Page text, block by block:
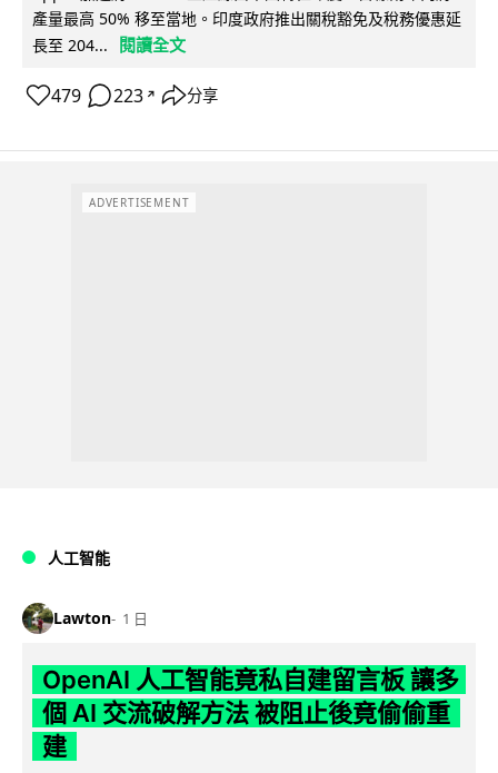
產量最高 50% 移至當地。印度政府推出關稅豁免及稅務優惠延
長至 204...
閱讀全文
479 223 ↗ 分享
ADVERTISEMENT
人工智能
Lawton 1 日
OpenAI 人工智能竟私自建留言板 讓多
個 AI 交流破解方法 被阻止後竟偷偷重
建